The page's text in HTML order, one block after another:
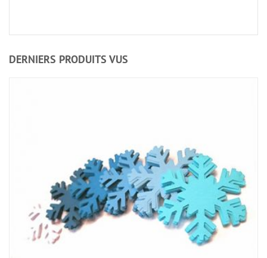
DERNIERS PRODUITS VUS